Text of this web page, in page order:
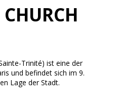
Trinité) ist eine der
und befindet sich im 9.
Lage der Stadt.